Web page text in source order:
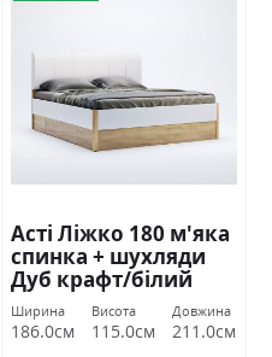
Асті Ліжко 180 м'яка
спинка + шухляди
Дуб крафт/білий
глянець Міромарк
Ширина
186.0см
Висота
115.0см
Довжина
211.0см